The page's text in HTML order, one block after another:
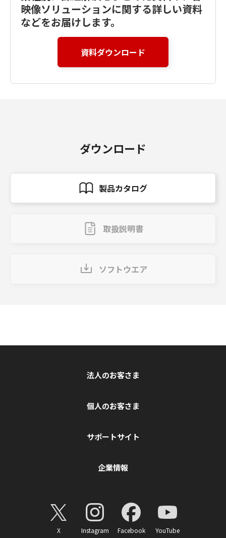
映像ソリューションに関する詳しい資料
などをお届けします。
資料ダウンロード
ダウンロード
製品カタログ
取扱説明書
ソフトウエア
法人のお客さま
個人のお客さま
サポートサイト
企業情報
X Instagram Facebook YouTube